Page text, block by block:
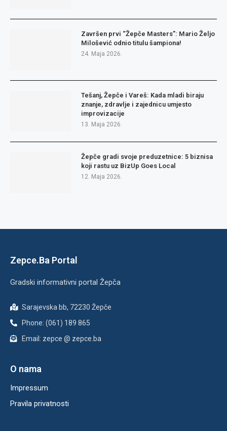
Završen prvi “Žepče Masters”: Mario Željo
Milošević odnio titulu šampiona!
24. Maja 2026.
Tešanj, Žepče i Vareš: Kada mladi biraju
znanje, zdravlje i zajednicu umjesto
improvizacije
13. Maja 2026.
Žepče gradi svoje preduzetnice: 5 biznisa
koji rastu uz BizUp Goes Local
12. Maja 2026.
Zepce.Ba Portal
Gradski informativni portal Žepča
Sarajevska bb, 72230 Žepče
Phone: (061) 189 865
Email: zepce @ zepce.ba
O nama
Impressum
Pravila privatnosti